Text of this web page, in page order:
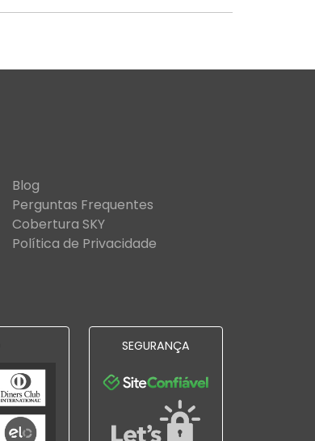
Blog
Perguntas Frequentes
Cobertura SKY
Política de Privacidade
SEGURANÇA